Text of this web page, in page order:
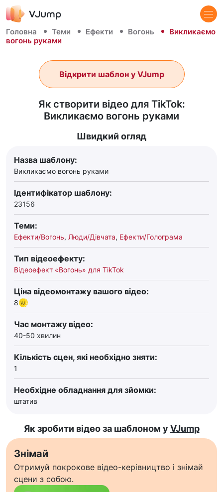
Головна Теми Ефекти Вогонь
Викликаємо
вогонь руками
Як створити відео для TikTok:
Викликаємо вогонь руками
Відкрити шаблон у VJump
Швидкий огляд
Назва шаблону:
Викликаємо вогонь руками
Ідентифікатор шаблону:
23156
Теми:
Ефекти/Вогонь, Люди/Дівчата, Ефекти/Голограма
Тип відеоефекту:
Відеоефект «Вогонь» для TikTok
Ціна відеомонтажу вашого відео:
8
Час монтажу відео:
40-50 хвилин
Кількість сцен, які необхідно зняти:
1
Необхідне обладнання для зйомки:
штатив
Як зробити відео за шаблоном у VJump
Знімай
Отримуй покрокове відео-керівництво і знімай
сцени з собою.